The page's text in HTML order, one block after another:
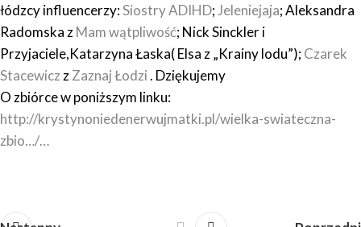
łódzcy influencerzy:Siostry ADIHD;Jeleniejaja; Aleksandra
Radomska zMam wątpliwość; Nick Sinckler i
Przyjaciele,Katarzyna Łaska( Elsa z „Krainy lodu”);Czarek
Stacewicz zZaznaj Łodzi. Dziękujemy
O zbiórce w poniższym linku:
http://krystynoniedenerwujmatki.pl/wielka-swiateczna-
zbio…/…